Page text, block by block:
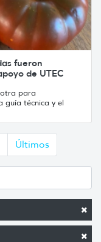
fueron
de UTEC
para
guía técnica y el
Últimos